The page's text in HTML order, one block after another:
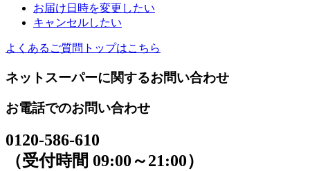
お届け日時を変更したい
キャンセルしたい
よくあるご質問トップはこちら
ネットスーパーに関するお問い合わせ
お電話でのお問い合わせ
0120-586-610
（受付時間 09:00～21:00）